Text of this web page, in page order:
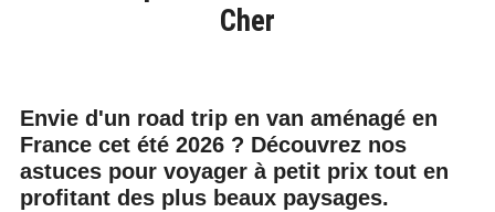
Cher
Envie d'un road trip en van aménagé en
France cet été 2026 ? Découvrez nos
astuces pour voyager à petit prix tout en
profitant des plus beaux paysages.